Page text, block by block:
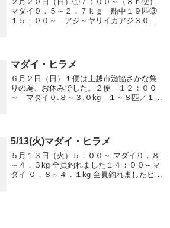
マダイ０．５～２．７ｋｇ 船中１９匹③
１５：００～ アジ～ヤリイカアジ３０～
マダイ・ヒラメ
６月２日（日）１便は上越市漁協さかな祭
りの為、お休みでした。２便 １２：００
～ マダイ０.８～３.０kg １～８匹／１
5/13(火)マダイ・ヒラメ
５月１３日（火）５：００～ マダイ０．８
～４．３kg 全員釣れました１４：００～マ
ダイ ０．８～４．１kg 全員釣れましたヒラ